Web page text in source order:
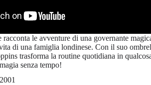
le avventure di una governante
di una famiglia londinese. Con il suo
trasforma la routine quotidiana in
senza tempo!
2001